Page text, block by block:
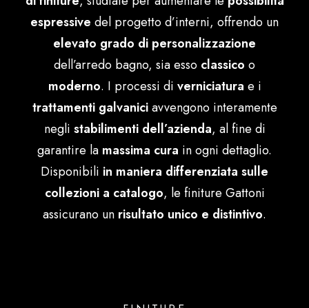
English
espressive del progetto d’interni, offrendo un
elevato grado di personalizzazione
dell’arredo bagno, sia esso classico o
moderno. I processi di verniciatura e i
trattamenti galvaniciavvengono interamente
negli stabilimenti dell’azienda, al fine di
garantire la massima cura in ogni dettaglio.
Disponibili in maniera differenziata sulle
collezioni a catalogo, le finiture Gattoni
assicurano un risultato unico e distintivo.